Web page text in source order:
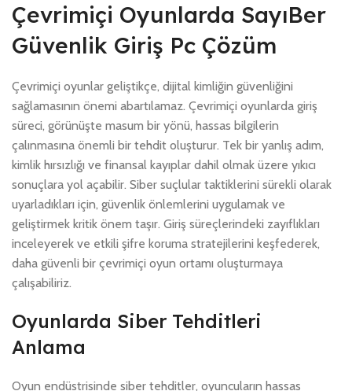
Çevrimiçi Oyunlarda SayıBer
Güvenlik Giriş Pc Çözüm
Çevrimiçi oyunlar geliştikçe, dijital kimliğin güvenliğini
sağlamasının önemi abartılamaz. Çevrimiçi oyunlarda giriş
süreci, görünüşte masum bir yönü, hassas bilgilerin
çalınmasına önemli bir tehdit oluşturur. Tek bir yanlış adım,
kimlik hırsızlığı ve finansal kayıplar dahil olmak üzere yıkıcı
sonuçlara yol açabilir. Siber suçlular taktiklerini sürekli olarak
uyarladıkları için, güvenlik önlemlerini uygulamak ve
geliştirmek kritik önem taşır. Giriş süreçlerindeki zayıflıkları
inceleyerek ve etkili şifre koruma stratejilerini keşfederek,
daha güvenli bir çevrimiçi oyun ortamı oluşturmaya
çalışabiliriz.
Oyunlarda Siber Tehditleri
Anlama
Oyun endüstrisinde siber tehditler, oyuncuların hassas